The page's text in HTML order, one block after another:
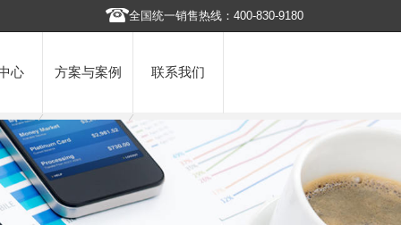
全国统一销售热线：400-830-9180
心 方案与案例 联系我们